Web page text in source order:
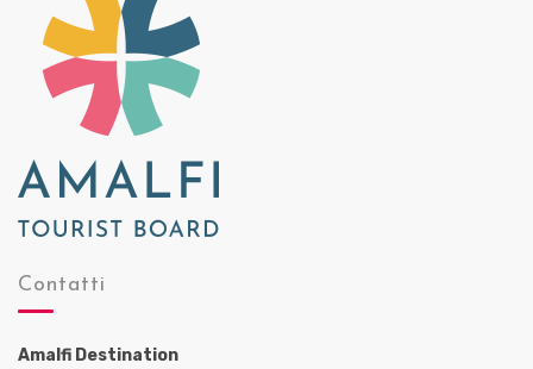
Contatti
Amalfi Destination